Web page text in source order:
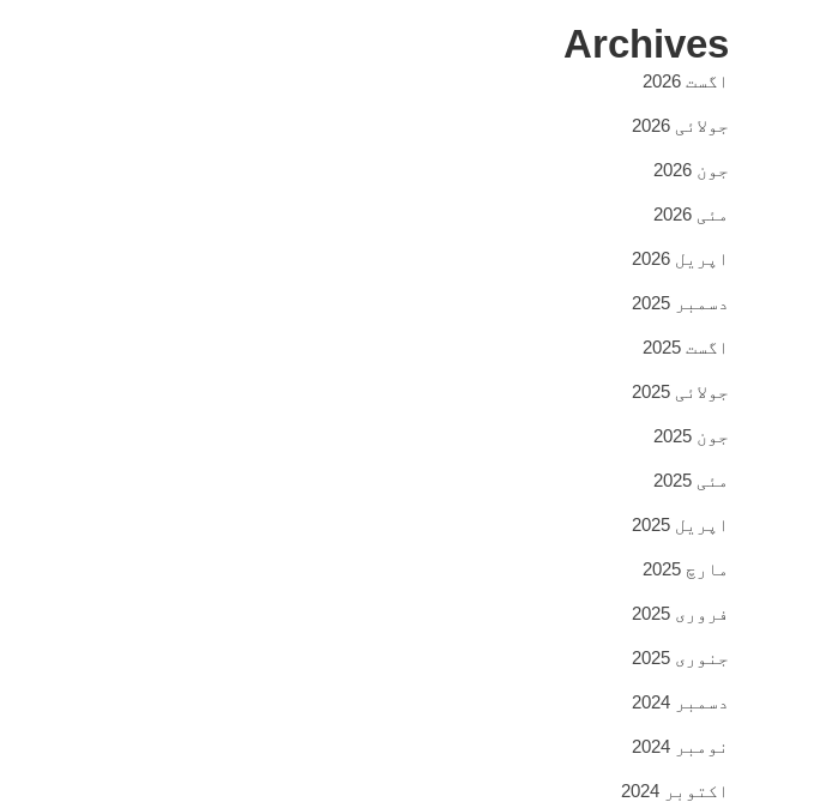
Archives
اگست 2026
جولائی 2026
جون 2026
مئی 2026
اپریل 2026
دسمبر 2025
اگست 2025
جولائی 2025
جون 2025
مئی 2025
اپریل 2025
مارچ 2025
فروری 2025
جنوری 2025
دسمبر 2024
نومبر 2024
اکتوبر 2024